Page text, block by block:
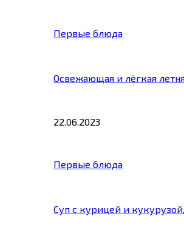
Первые блюда
Освежающая и лёгкая
22.06.2023
Первые блюда
Суп с курицей и